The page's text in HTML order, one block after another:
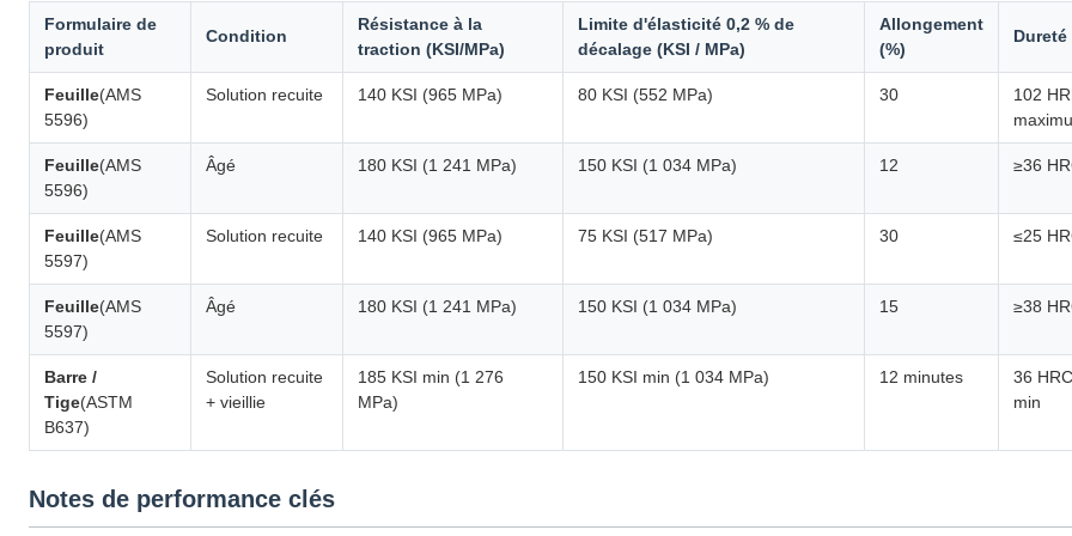
Formulaire de
produit
Condition
Résistance à la
traction (KSI/MPa)
Limite d'élasticité 0,2 % de
décalage (KSI / MPa)
Allongement
(%)
Dureté
Feuille(AMS
5596)
Solution recuite 140 KSI (965 MPa) 80 KSI (552 MPa) 30
102
Feuille(AMS
5596)
Âgé 180 KSI (1 241 MPa) 150 KSI (1 034 MPa) 12 ≥36
Feuille(AMS
5597)
Solution recuite 140 KSI (965 MPa) 75 KSI (517 MPa) 30 ≤25
Feuille(AMS
5597)
Âgé 180 KSI (1 241 MPa) 150 KSI (1 034 MPa) 15 ≥38
Barre /
Tige(ASTM
B637)
Solution recuite
+ vieillie
185 KSI min (1 276
MPa)
150 KSI min (1 034 MPa) 12 minutes
36 HRC
min
Notes de performance clés